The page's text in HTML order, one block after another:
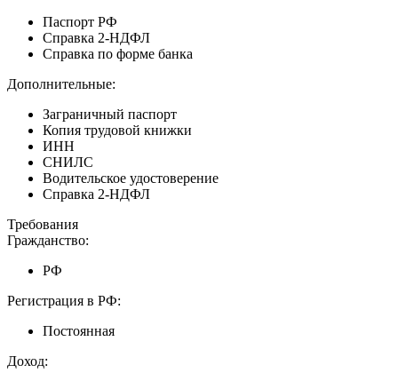
Паспорт РФ
Справка 2-НДФЛ
Справка по форме банка
Дополнительные:
Заграничный паспорт
Копия трудовой книжки
ИНН
СНИЛС
Водительское удостоверение
Справка 2-НДФЛ
Требования
Гражданство:
РФ
Регистрация в РФ:
Постоянная
Доход: